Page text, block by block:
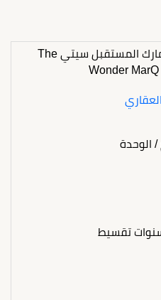
كمبوند ذا وندر مارك المستقبل سيتي The
Wonder
/ الوحدة